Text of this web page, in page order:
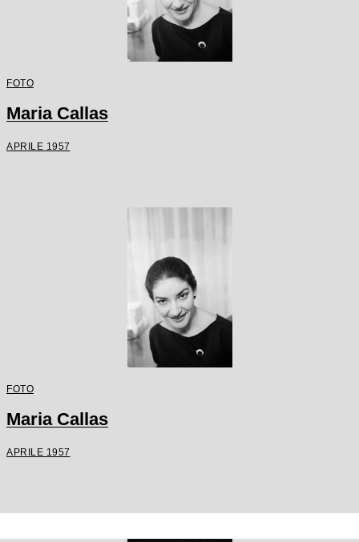
FOTO
Maria Callas
APRILE 1957
FOTO
Maria Callas
APRILE 1957